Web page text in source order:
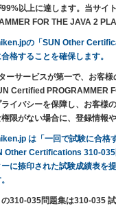
99%以上に達します。当サ
FOR THE JAVA 2
の「SUN Other
格することを確保します。
ーサービスが第一で、お客
Certified PROGRAMMER
イバシーを保障し、お客様
限がない場合に、登録情報
は「一回で試験に合格
Other Certifications 310-035
に捺印された試験成績表を
の310-035問題集は310-035